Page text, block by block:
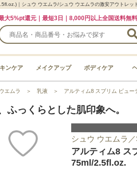
｜シュウ ウエムラ/シュウ ウエムラの激安アウトレッ
大5%pt還元｜最短3日｜8,000円以上全国送料無料
ンケア メイクアップ ボディケア
エムラ ＞ 乳液 ＞ アルティム8 スブリム ビュー
っくらとした肌印象へ。
シュウ ウエムラ
アルティム8 ス
75ml/2.5fl.oz.